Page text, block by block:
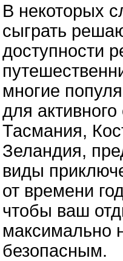
В некоторых
сыграть
доступности
многие
для
Тасмания,
Зеландия,
виды
от времени
чтобы ваш
безопасным.